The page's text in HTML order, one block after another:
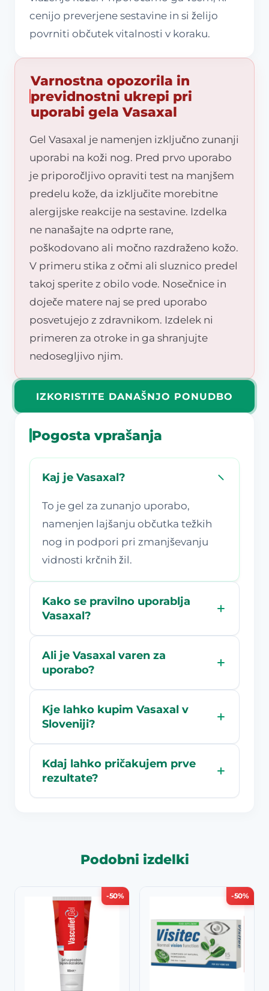
cenijo preverjene sestavine in si želijo
povrniti občutek vitalnosti v koraku.
Varnostna opozorila in
previdnostni ukrepi pri
uporabi gela Vasaxal
Gel Vasaxal je namenjen izključno zunanji
uporabi na koži nog. Pred prvo uporabo
je priporočljivo opraviti test na manjšem
predelu kože, da izključite morebitne
alergijske reakcije na sestavine. Izdelka
ne nanašajte na odprte rane,
poškodovano ali močno razdraženo kožo.
V primeru stika z očmi ali sluznico predel
takoj sperite z obilo vode. Nosečnice in
doječe matere naj se pred uporabo
posvetujejo z zdravnikom. Izdelek ni
primeren za otroke in ga shranjujte
nedosegljivo njim.
IZKORISTITE DANAŠNJO PONUDBO
Pogosta vprašanja
Kaj je Vasaxal?
To je gel za zunanjo uporabo,
namenjen lajšanju občutka težkih
nog in podpori pri zmanjševanju
vidnosti krčnih žil.
Kako se pravilno uporablja
Vasaxal?
Ali je Vasaxal varen za
uporabo?
Kje lahko kupim Vasaxal v
Sloveniji?
Kdaj lahko pričakujem prve
rezultate?
Podobni izdelki
-50% -50%